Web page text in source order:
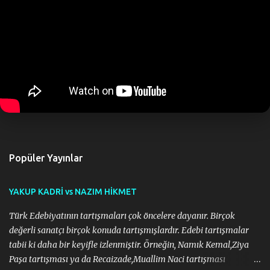
Popüler Yayınlar
YAKUP KADRİ vs NAZIM HİKMET
Türk Edebiyatının tartışmaları çok öncelere dayanır. Birçok
değerli sanatçı birçok konuda tartışmışlardır. Edebi tartışmalar
tabii ki daha bir keyifle izlenmiştir. Örneğin, Namık Kemal,Ziya
Paşa tartışması ya da Recaizade,Muallim Naci tartışması